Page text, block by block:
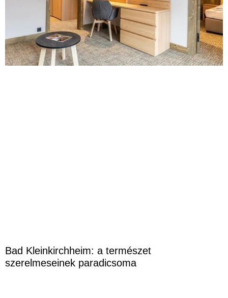
Bad Kleinkirchheim: a természet
szerelmeseinek paradicsoma